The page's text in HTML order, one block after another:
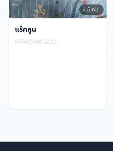
4.5 กม.
แร๊คคูน
07/06/2569 22:12